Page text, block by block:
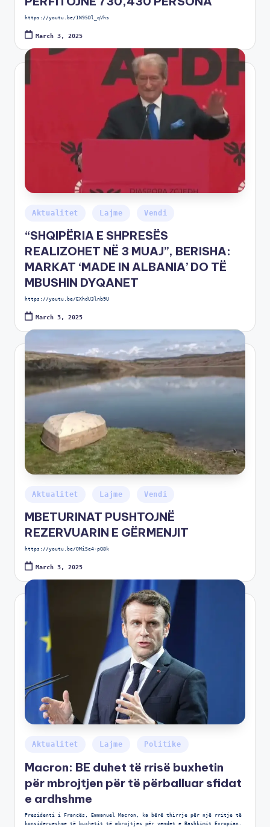
https://youtu.be/IN95Dl_qVhs
March 3, 2025
Aktualitet Lajme Vendi
“SHQIPËRIA E SHPRESËS
REALIZOHET NË 3 MUAJ”, BERISHA:
MARKAT ‘MADE IN ALBANIA’ DO TË
MBUSHIN DYQANET
https://youtu.be/EXhdU3lnb9U
March 3, 2025
Aktualitet Lajme Vendi
MBETURINAT PUSHTOJNË
REZERVUARIN E GËRMENJIT
https://youtu.be/OMiSe4-pQ8k
March 3, 2025
Aktualitet Lajme Politike
Macron: BE duhet të rrisë buxhetin
për mbrojtjen për të përballuar sfidat
e ardhshme
Presidenti i Francës, Emmanuel Macron, ka bërë thirrje për një rritje të
konsiderueshme të buxhetit të mbrojtjes për vendet e Bashkimit Evropian.